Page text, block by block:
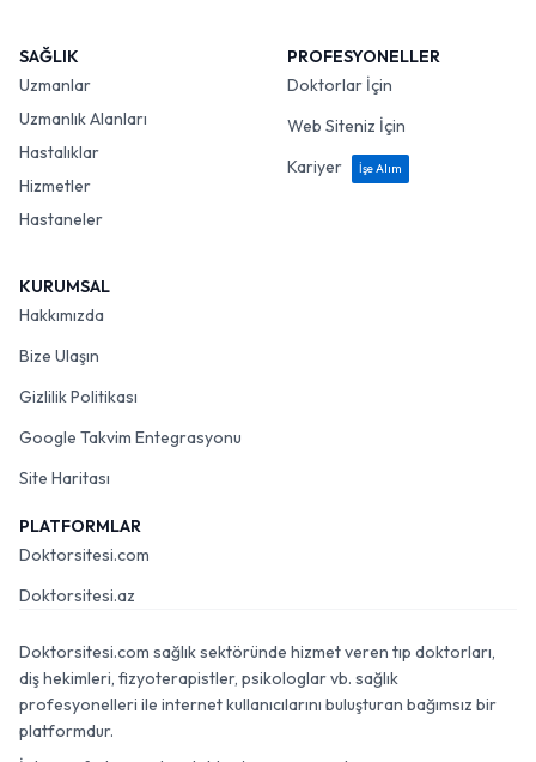
SAĞLIK
Uzmanlar
Uzmanlık Alanları
Hastalıklar
Hizmetler
Hastaneler
PROFESYONELLER
Doktorlar İçin
Web Siteniz İçin
Kariyer
İşe Alım
KURUMSAL
Hakkımızda
Bize Ulaşın
Gizlilik Politikası
Google Takvim Entegrasyonu
Site Haritası
PLATFORMLAR
Doktorsitesi.com
Doktorsitesi.az
Doktorsitesi.com sağlık sektöründe hizmet veren tıp doktorları,
diş hekimleri, fizyoterapistler, psikologlar vb. sağlık
profesyonelleri ile internet kullanıcılarını buluşturan bağımsız bir
platformdur.